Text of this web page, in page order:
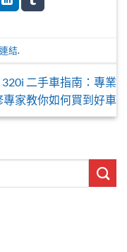
結.
二手車指南：專業
專家教你如何買到好車